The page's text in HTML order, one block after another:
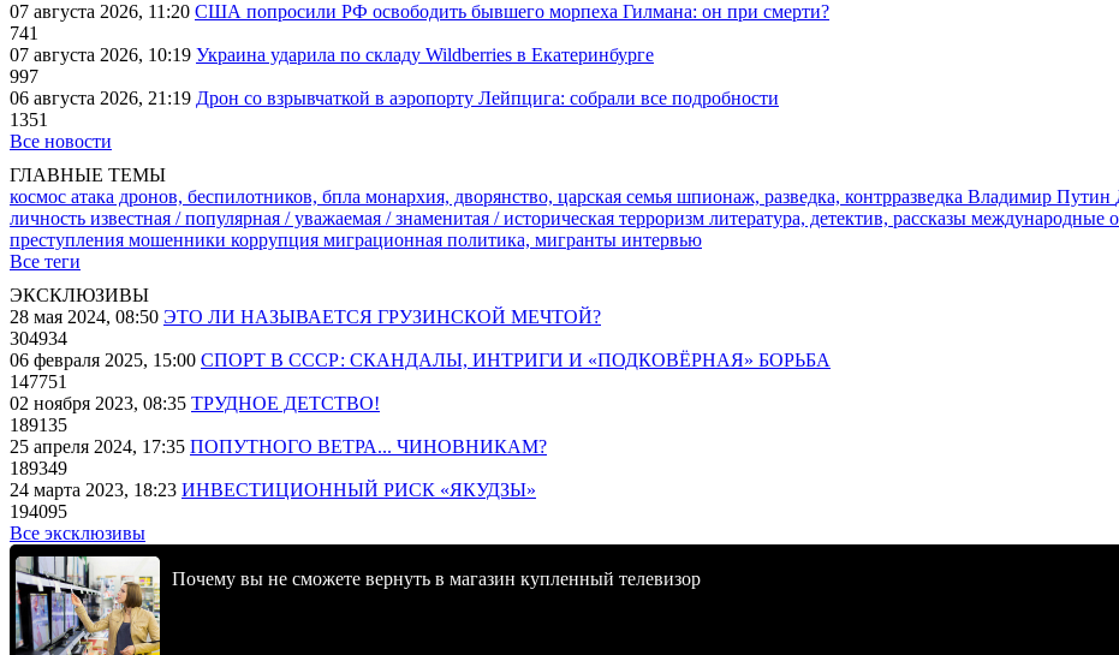
07 августа 2026, 11:20 США попросили РФ освободить бывшего морпеха Гилмана: он при смерти?
741
07 августа 2026, 10:19 Украина ударила по складу Wildberries в Екатеринбурге
997
06 августа 2026, 21:19 Дрон со взрывчаткой в аэропорту Лейпцига: собрали все подробности
1351
Все новости
ГЛАВНЫЕ ТЕМЫ
космос атака дронов, беспилотников, бпла монархия, дворянство, царская семья шпионаж, разведка, контрразведка Владимир Путин
личность известная / популярная / уважаемая / знаменитая / историческая терроризм литература, детектив, рассказы международные
преступления мошенники коррупция миграционная политика, мигранты интервью
Все теги
ЭКСКЛЮЗИВЫ
28 мая 2024, 08:50 ЭТО ЛИ НАЗЫВАЕТСЯ ГРУЗИНСКОЙ МЕЧТОЙ?
304934
06 февраля 2025, 15:00 СПОРТ В СССР: СКАНДАЛЫ, ИНТРИГИ И «ПОДКОВЁРНАЯ» БОРЬБА
147751
02 ноября 2023, 08:35 ТРУДНОЕ ДЕТСТВО!
189135
25 апреля 2024, 17:35 ПОПУТНОГО ВЕТРА... ЧИНОВНИКАМ?
189349
24 марта 2023, 18:23 ИНВЕСТИЦИОННЫЙ РИСК «ЯКУДЗЫ»
194095
Все эксклюзивы
Почему вы не сможете вернуть в магазин купленный телевизор